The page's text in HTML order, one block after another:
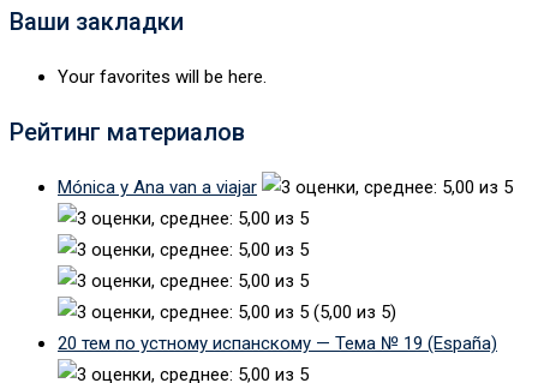
Ваши закладки
Your favorites will be here.
Рейтинг материалов
Mónica y Ana van a viajar
(5,00 из 5)
20 тем по устному испанскому — Тема № 19 (España)